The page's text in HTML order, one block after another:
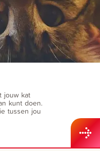
jouw kat
kunt doen.
tussen jou